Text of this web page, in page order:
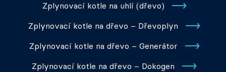
Zplynovací kotle na uhlí (dřevo)
Zplynovací kotle na dřevo – Dřevoplyn
Zplynovací kotle na dřevo – Generátor
Zplynovací kotle na dřevo – Dokogen